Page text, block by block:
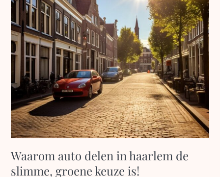
Waarom auto delen in haarlem de
slimme, groene keuze is!